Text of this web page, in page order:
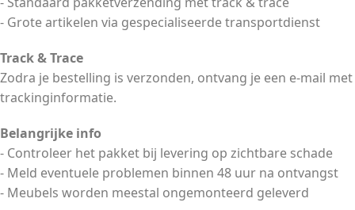
- Grote artikelen via gespecialiseerde transportdienst
Track & Trace
Zodra je bestelling is verzonden, ontvang je een e-mail met
trackinginformatie.
Belangrijke info
- Controleer het pakket bij levering op zichtbare schade
- Meld eventuele problemen binnen 48 uur na ontvangst
- Meubels worden meestal ongemonteerd geleverd